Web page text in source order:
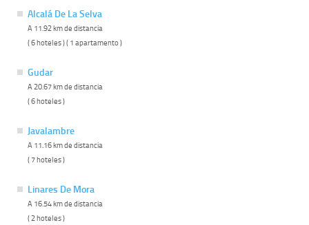
Alcalá De La Selva
A 11.92 km de distancia
( 6 hoteles ) ( 1 apartamento )
Gudar
A 20.67 km de distancia
( 6 hoteles )
Javalambre
A 11.16 km de distancia
( 7 hoteles )
Linares De Mora
A 16.54 km de distancia
( 2 hoteles )